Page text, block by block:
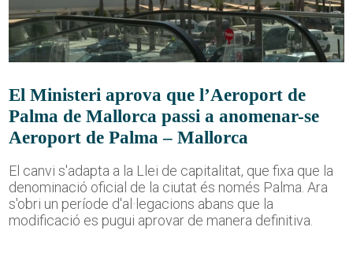
El Ministeri aprova que l’Aeroport de
Palma de Mallorca passi a anomenar-se
Aeroport de Palma – Mallorca
El canvi s'adapta a la Llei de capitalitat, que fixa que la
denominació oficial de la ciutat és només Palma. Ara
s'obri un període d'al·legacions abans que la
modificació es pugui aprovar de manera definitiva.